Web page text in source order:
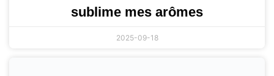
sublime mes arômes
2025-09-18